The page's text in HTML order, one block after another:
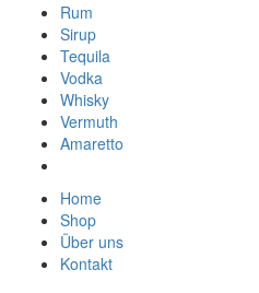
Rum
Sirup
Tequila
Vodka
Whisky
Vermuth
Amaretto
Home
Shop
Über uns
Kontakt